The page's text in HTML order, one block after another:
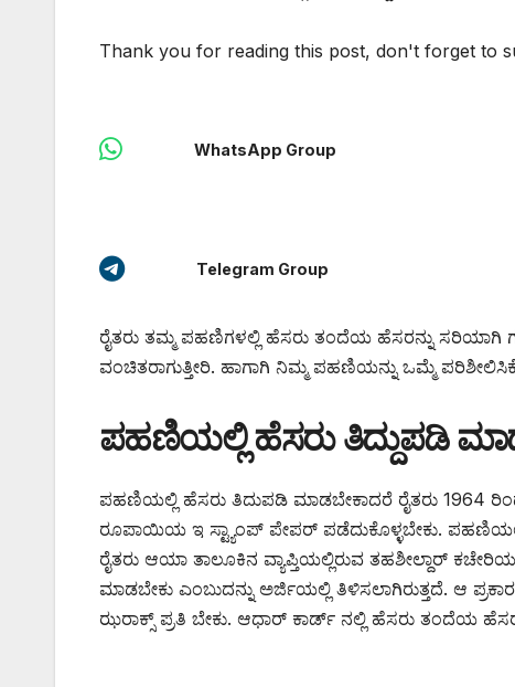
Thank you for reading this post, don't forget to
WhatsApp Group
Telegram Group
ರೈತರು ತಮ್ಮ ಪಹಣಿಗಳಲ್ಲಿ ಹೆಸರು ತಂದೆಯ ಹೆಸರನ್ನು ಸರಿಯಾಗಿ
ವಂಚಿತರಾಗುತ್ತೀರಿ. ಹಾಗಾಗಿ ನಿಮ್ಮ ಪಹಣಿಯನ್ನು ಒಮ್ಮೆ
ಪಹಣಿಯಲ್ಲಿ ಹೆಸರು ತಿದ್ದುಪಡಿ
ಪಹಣಿಯಲ್ಲಿ ಹೆಸರು ತಿದುಪಡಿ ಮಾಡಬೇಕಾದರೆ ರೈತರು 1964
ರೂಪಾಯಿಯ ಇ ಸ್ಟ್ಯಾಂಪ್ ಪೇಪರ್ ಪಡೆದುಕೊಳ್ಳಬೇಕು.
ರೈತರು ಆಯಾ ತಾಲೂಕಿನ ವ್ಯಾಪ್ತಿಯಲ್ಲಿರುವ ತಹಶೀಲ್ದಾರ್
ಮಾಡಬೇಕು ಎಂಬುದನ್ನು ಅರ್ಜಿಯಲ್ಲಿ ತಿಳಿಸಲಾಗಿರುತ್ತದೆ. ಆ
ಝರಾಕ್ಸ್ ಪ್ರತಿ ಬೇಕು. ಆಧಾರ್ ಕಾರ್ಡ್ ನಲ್ಲಿ ಹೆಸರು ತಂದೆಯ